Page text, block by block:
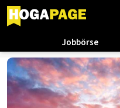
Jobbörse